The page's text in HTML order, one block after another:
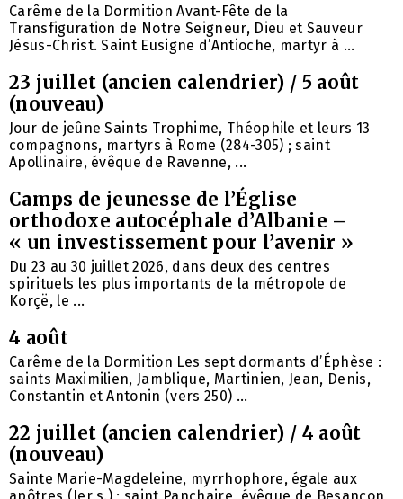
Carême de la Dormition Avant-Fête de la
Transfiguration de Notre Seigneur, Dieu et Sauveur
Jésus-Christ. Saint Eusigne d’Antioche, martyr à ...
23 juillet (ancien calendrier) / 5 août
(nouveau)
Jour de jeûne Saints Trophime, Théophile et leurs 13
compagnons, martyrs à Rome (284-305) ; saint
Apollinaire, évêque de Ravenne, ...
Camps de jeunesse de l’Église
orthodoxe autocéphale d’Albanie –
« un investissement pour l’avenir »
Du 23 au 30 juillet 2026, dans deux des centres
spirituels les plus importants de la métropole de
Korçë, le ...
4 août
Carême de la Dormition Les sept dormants d’Éphèse :
saints Maximilien, Jamblique, Martinien, Jean, Denis,
Constantin et Antonin (vers 250) ...
22 juillet (ancien calendrier) / 4 août
(nouveau)
Sainte Marie-Magdeleine, myrrhophore, égale aux